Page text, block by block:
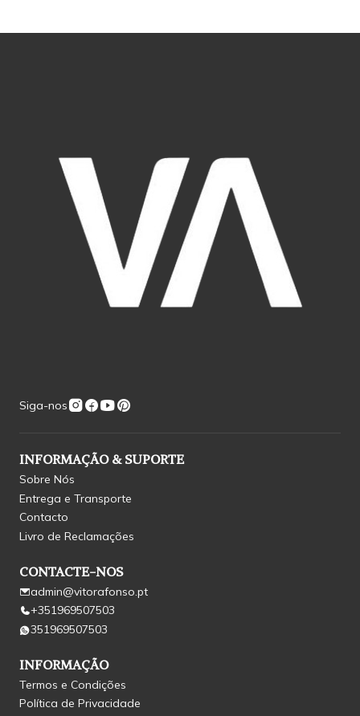
Siga-nos
INFORMAÇÃO & SUPORTE
Sobre Nós
Entrega e Transporte
Contacto
Livro de Reclamações
CONTACTE-NOS
admin@vitorafonso.pt
+351969507503
351969507503
INFORMAÇÃO
Termos e Condições
Política de Privacidade